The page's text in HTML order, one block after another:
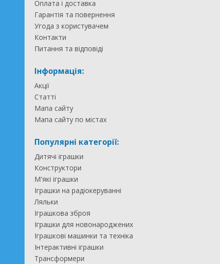
Оплата і доставка
Гарантія та повернення
Угода з користувачем
Контакти
Питання та відповіді
Інформація:
Акції
Статті
Мапа сайту
Мапа сайту по містах
Популярні категорії:
Дитячі іграшки
Конструктори
М'які іграшки
Іграшки на радіокеруванні
Ляльки
Іграшкова зброя
Іграшки для новонароджених
Іграшкові машинки та техніка
Інтерактивні іграшки
Трансформери